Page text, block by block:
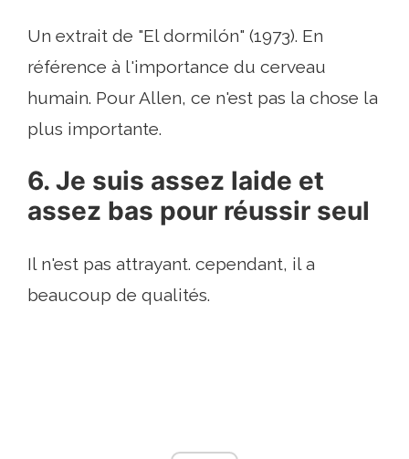
Un extrait de "El dormilón" (1973). En
référence à l'importance du cerveau
humain. Pour Allen, ce n'est pas la chose la
plus importante.
6. Je suis assez laide et
assez bas pour réussir seul
Il n'est pas attrayant. cependant, il a
beaucoup de qualités.